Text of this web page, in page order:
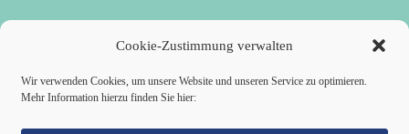
Cookie-Zustimmung verwalten
Wir verwenden Cookies, um unsere Website und unseren Service zu optimieren.
Mehr Information hierzu finden Sie hier:
Per Banküberweisung: